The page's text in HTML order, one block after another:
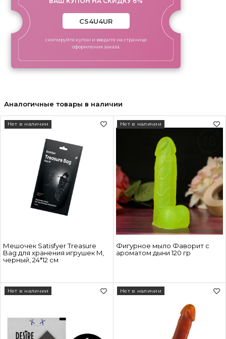
скопируйте купон и введите на странице
оформления заказа
Аналогичные товары в наличии
Мешочек Satisfyer Treasure
Bag для хранения игрушек M,
черный, 24*12 см
Нет в наличии
Фигурное мыло Фаворит с
ароматом дыни 120 гр
Нет в наличии
Нет в наличии Нет в наличии